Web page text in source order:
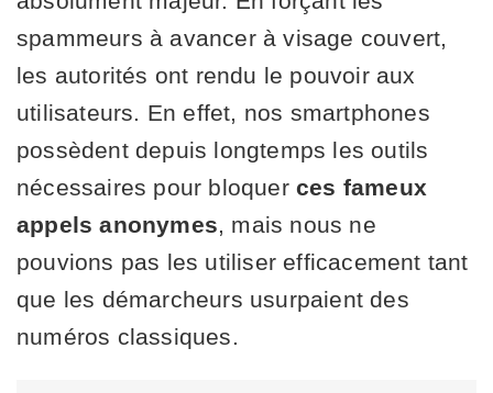
spammeurs à avancer à visage couvert,
les autorités ont rendu le pouvoir aux
utilisateurs. En effet, nos smartphones
possèdent depuis longtemps les outils
nécessaires pour bloquer ces fameux
appels anonymes, mais nous ne
pouvions pas les utiliser efficacement tant
que les démarcheurs usurpaient des
numéros classiques.